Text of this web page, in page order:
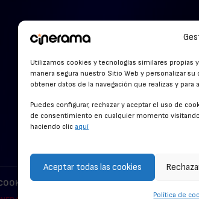
Utilizamos cookies y tecnologías similares propias
manera segura nuestro Sitio Web y personalizar
obtener datos de la navegación que realizas y para
Puedes configurar, rechazar y aceptar el uso de
de consentimiento en cualquier momento
haciendo clic aquí
Aceptar todas las cookies
Política de
POLÍTICA DE PRIVACIDAD